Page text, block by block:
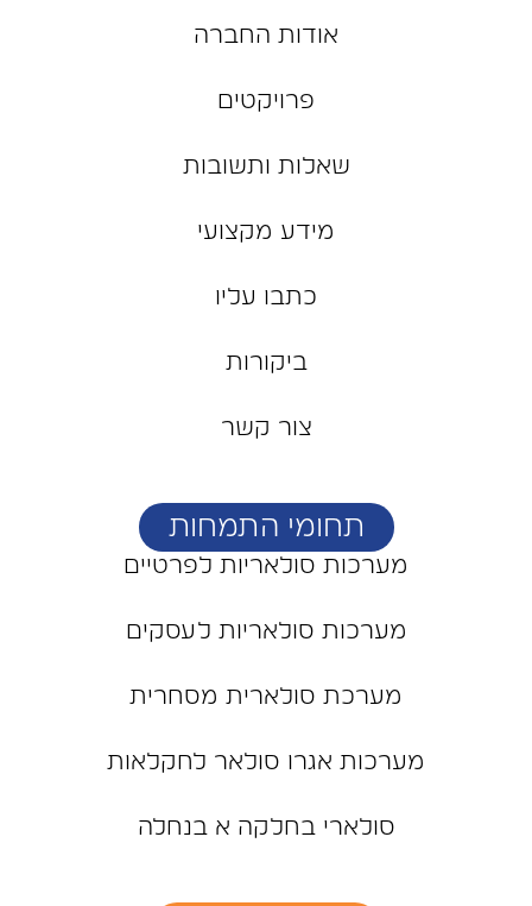
אודות החברה
פרויקטים
שאלות ותשובות
מידע מקצועי
כתבו עליו
ביקורות
צור קשר
תחומי התמחות
מערכות סולאריות לפרטיים
מערכות סולאריות לעסקים
מערכת סולארית מסחרית
מערכות אגרו סולאר לחקלאות
סולארי בחלקה א בנחלה